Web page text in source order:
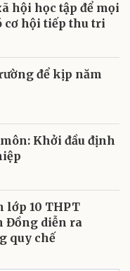
hội học tập để mọi
cơ hội tiếp thu tri
để kịp năm
Khởi đầu định
lớp 10 THPT
Đồng diễn ra
quy chế